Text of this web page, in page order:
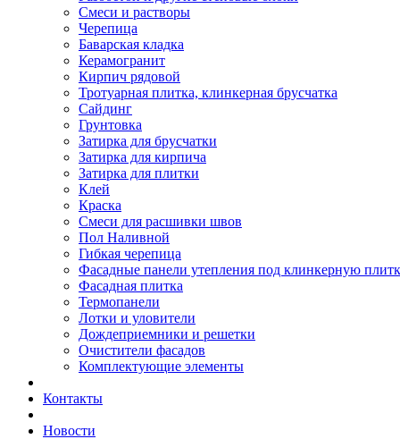
Смеси и растворы
Черепица
Баварская кладка
Керамогранит
Кирпич рядовой
Тротуарная плитка, клинкерная брусчатка
Сайдинг
Грунтовка
Затирка для брусчатки
Затирка для кирпича
Затирка для плитки
Клей
Краска
Смеси для расшивки швов
Пол Наливной
Гибкая черепица
Фасадные панели утепления под клинкерную
Фасадная плитка
Термопанели
Лотки и уловители
Дождеприемники и решетки
Очистители фасадов
Комплектующие элементы
Контакты
Новости